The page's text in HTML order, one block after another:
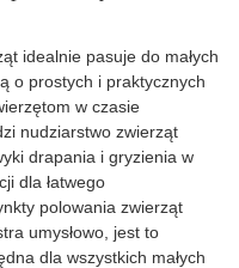
idealnie pasuje do małych
o prostych i praktycznych
w czasie
nudziarstwo zwierząt
drapania i gryzienia w
dla łatwego
polowania zwierząt
umysłowo, jest to
dla wszystkich małych